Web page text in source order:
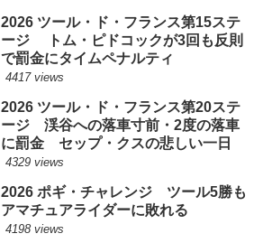
2026 ツール・ド・フランス第15ステ
ージ トム・ピドコックが3回も反則
で罰金にタイムペナルティ
4417 views
2026 ツール・ド・フランス第20ステ
ージ 渓谷への落車寸前・2度の落車
に罰金 セップ・クスの悲しい一日
4329 views
2026 ポギ・チャレンジ ツール5勝も
アマチュアライダーに敗れる
4198 views